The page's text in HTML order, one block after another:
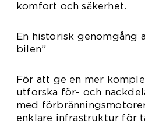
komfort och säkerhet.
En historisk genomgång
bilen”
För att ge en mer
utforska för- och
med
enklare infrastruktur för